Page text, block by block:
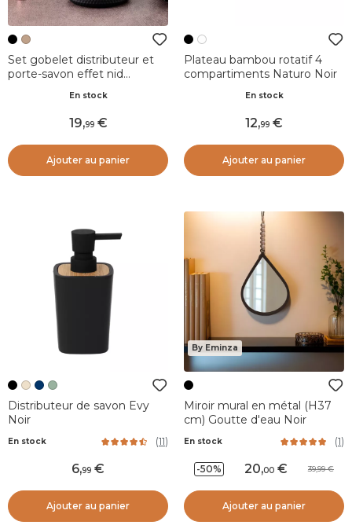
Set gobelet distributeur et
porte-savon effet nid
En stock
19,99
Ajouter au panier
Plateau bambou rotatif 4
compartiments Naturo Noir
En stock
12,99
Ajouter au panier
Distributeur de savon Evy
Noir
En stock (11)
6,99
Ajouter au panier
By Eminza
Miroir mural en métal (H37
cm) Goutte d'eau Noir
En stock (1)
-50% 20,00 39,99
Ajouter au panier